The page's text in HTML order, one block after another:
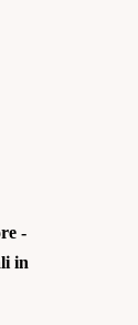
-
in